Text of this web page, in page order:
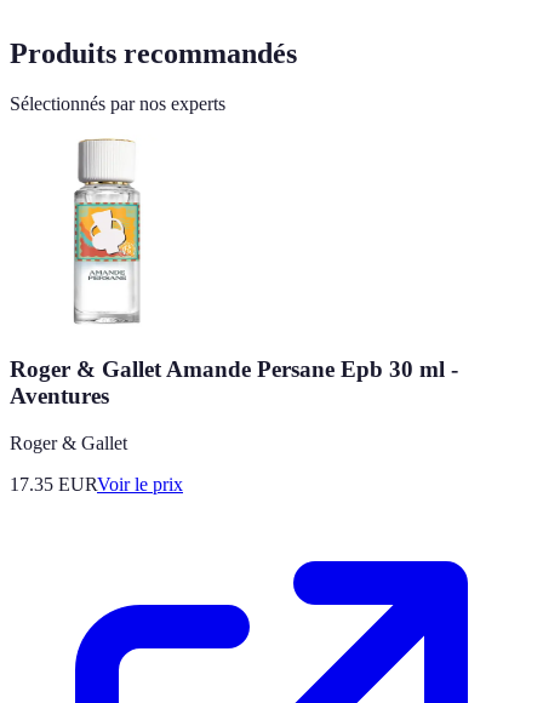
Produits recommandés
Sélectionnés par nos experts
Roger & Gallet Amande Persane Epb 30 ml -
Aventures
Roger & Gallet
17.35 EURVoir le prix